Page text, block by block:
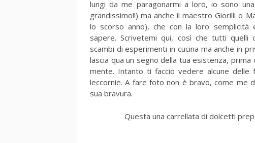
lungi da me paragonarmi a loro, io sono
grandissimo!!) ma anche il maestroGiorillio
lo scorso anno), che con la loro semplicità
sapere. Scrivetemi qui, così che tutti quelli
scambi di esperimenti in cucina ma anche in
lascia qua un segno della tua esistenza,
mente. Intanto ti faccio vedere alcune
leccornie. A fare foto non è bravo, come
sua bravura.
Questa una carrellata di dolcetti